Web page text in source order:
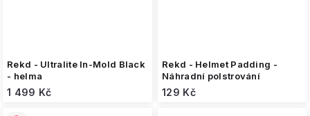
Rekd - Ultralite In-Mold Black
- helma
1 499 Kč
Rekd - Helmet Padding -
Náhradní polstrování
129 Kč